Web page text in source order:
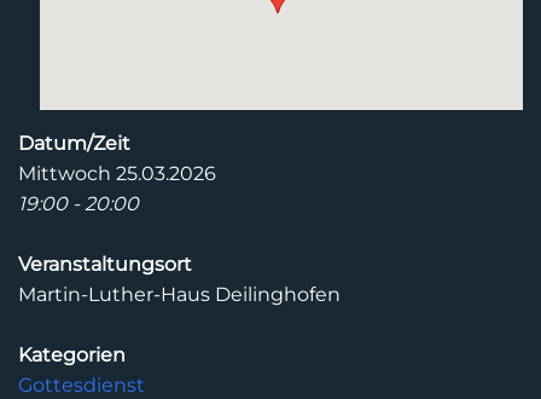
Datum/Zeit
Mittwoch 25.03.2026
19:00 - 20:00
Veranstaltungsort
Martin-Luther-Haus Deilinghofen
Kategorien
Gottesdienst